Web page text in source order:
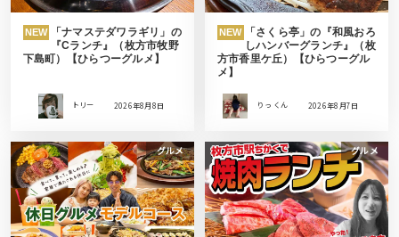
NEW
「ナマステダワラギリ」の
『Cランチ』（枚方市牧野
下島町）【ひらつーグルメ】
トリー 2026年8月8日
NEW
「さくら亭」の『和風おろ
しハンバーグランチ』（枚
方市香里ケ丘）【ひらつーグル
メ】
りっ くん 2026年8月7日
グルメ グルメ